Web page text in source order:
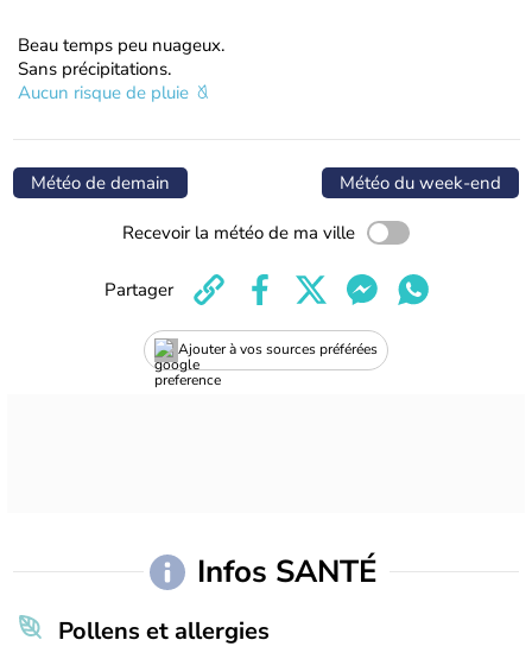
Beau temps peu nuageux.
Sans précipitations.
Aucun risque de pluie
Météo de demain Météo du week-end
Recevoir la météo de ma ville
Ajouter à vos sources préférées
Partager
Infos SANTÉ
Pollens et allergies